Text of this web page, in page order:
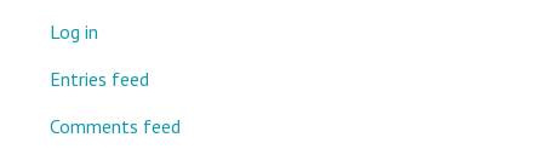
Log in
Entries feed
Comments feed